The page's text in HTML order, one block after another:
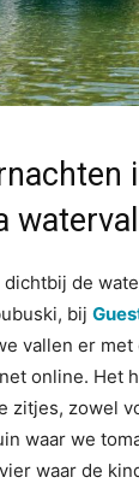
de
bij
vallen er
online. Het
zitjes, zowel
waar we
waar de